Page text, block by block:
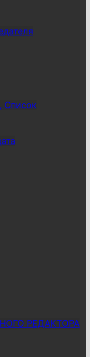
Список
РЕДАКТОРА